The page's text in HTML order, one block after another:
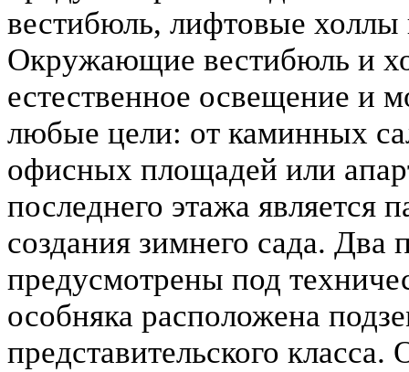
вестибюль, лифтовые
Окружающие вестибюль и
естественное освещение и
любые цели: от каминных
офисных площадей или
последнего этажа является
создания зимнего сада. Два
предусмотрены под
особняка расположена
представительского